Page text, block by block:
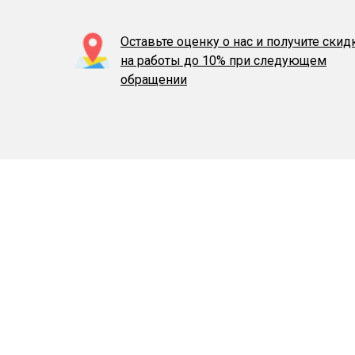
Оставьте оценку о нас и получите
на работы до 10% при следующем
обращении